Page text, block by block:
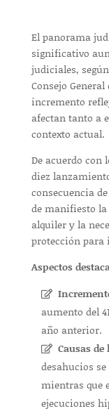
El panorama
significativo
judiciales,
Consejo General
incremento
afectan tanto a
contexto actual.
De acuerdo con
diez
consecuencia
de manifiesto la
alquiler y la
protección
Aspectos
aumento del
año anterior.
Causas
desahucios
mientras que
ejecuciones